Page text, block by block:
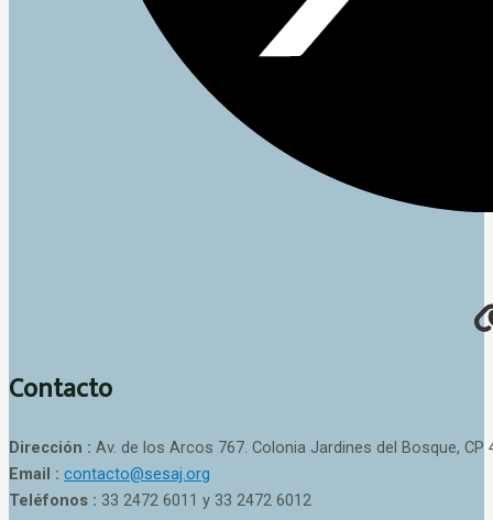
Contacto
Dirección : Av. de los Arcos 767. Colonia Jardines del Bosque, CP
Email : contacto@sesaj.org
Teléfonos : 33 2472 6011 y 33 2472 6012